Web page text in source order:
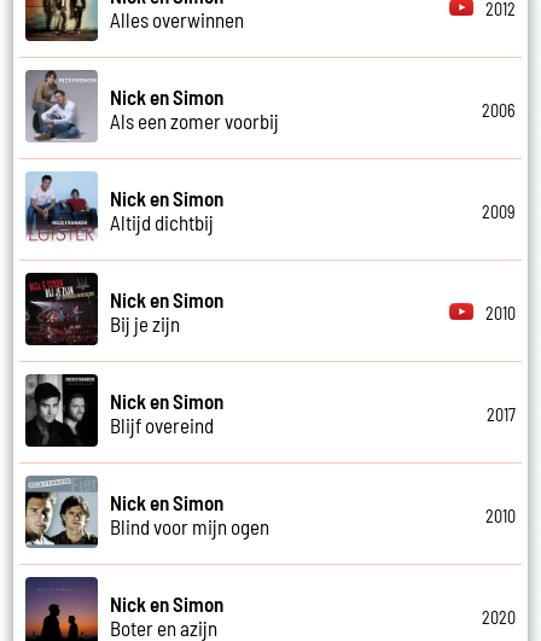
Alles overwinnen
2012
Nick en Simon
Als een zomer voorbij
2006
Nick en Simon
Altijd dichtbij
2009
Nick en Simon
Bij je zijn
2010
Nick en Simon
Blijf overeind
2017
Nick en Simon
Blind voor mijn ogen
2010
Nick en Simon
Boter en azijn
2020